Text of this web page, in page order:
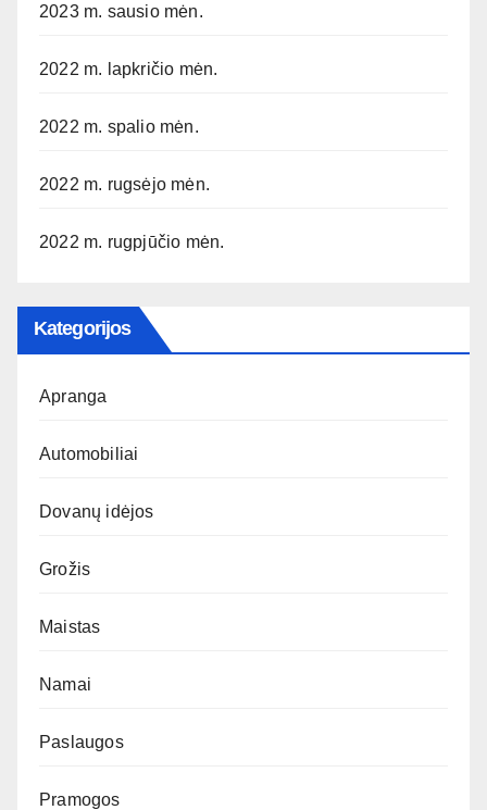
2023 m. sausio mėn.
2022 m. lapkričio mėn.
2022 m. spalio mėn.
2022 m. rugsėjo mėn.
2022 m. rugpjūčio mėn.
Kategorijos
Apranga
Automobiliai
Dovanų idėjos
Grožis
Maistas
Namai
Paslaugos
Pramogos